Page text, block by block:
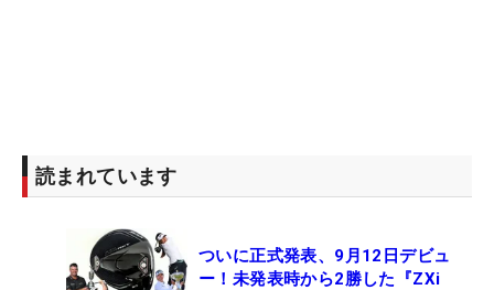
読まれています
ついに正式発表、9月12日デビュ
ー！未発表時から2勝した『ZXi